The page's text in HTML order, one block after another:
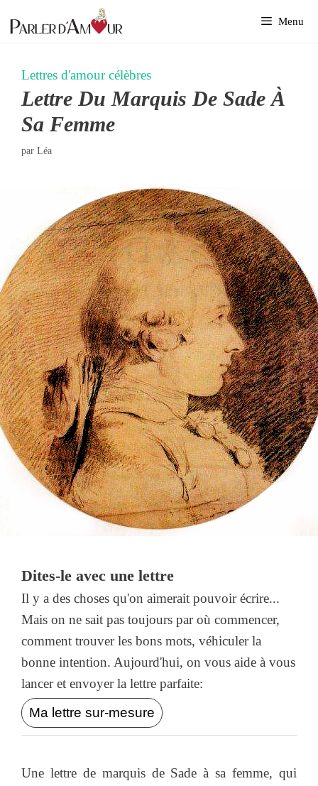
au
Menu
Lettres d'amour célèbres
Lettre Du Marquis De Sade À
Sa Femme
par Léa
Dites-le avec une lettre
Il y a des choses qu'on aimerait pouvoir écrire...
Mais on ne sait pas toujours par où commencer,
comment trouver les bons mots, véhiculer la
bonne intention. Aujourd'hui, on vous aide à vous
lancer et envoyer la lettre parfaite:
Ma lettre sur-mesure
Une lettre de marquis de Sade à sa femme, qui